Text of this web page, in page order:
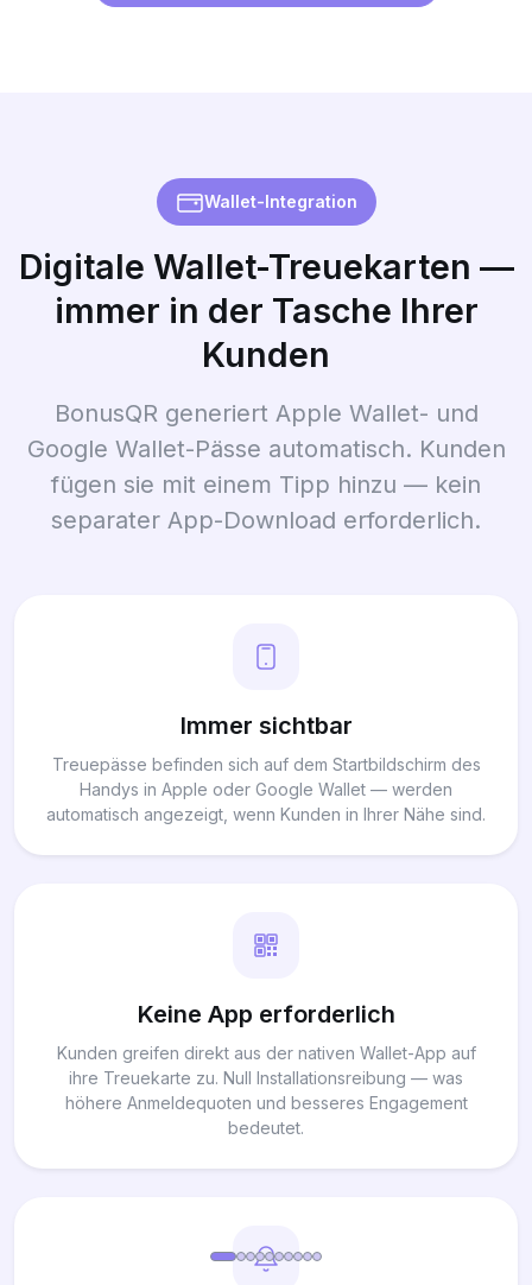
Wallet-Integration
Digitale Wallet-Treuekarten —
immer in der Tasche Ihrer
Kunden
BonusQR generiert Apple Wallet- und
Google Wallet-Pässe automatisch. Kunden
fügen sie mit einem Tipp hinzu — kein
separater App-Download erforderlich.
Immer sichtbar
Treuepässe befinden sich auf dem Startbildschirm des
Handys in Apple oder Google Wallet — werden
automatisch angezeigt, wenn Kunden in Ihrer Nähe sind.
Keine App erforderlich
Kunden greifen direkt aus der nativen Wallet-App auf
ihre Treuekarte zu. Null Installationsreibung — was
höhere Anmeldequoten und besseres Engagement
bedeutet.